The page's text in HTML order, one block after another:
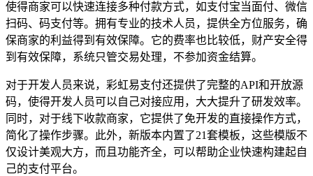
使得商家可以快速连接多种付款方式，如支付宝当面付、微信
扫码、码支付等。拥有专业的技术人员，提供全方位服务，确
保商家的利益得到有效保障。它的费率也比较低，财产安全得
到有效保障，系统只管交易处理，不参加资金结算。
对于开发人员来说，彩虹易支付还提供了完整的API和开放源
码，使得开发人员可以自己对接应用，大大提升了研发效率。
同时，对于线下收款商家，它提供了免开发的直接操作方式，
简化了操作步骤。此外，新版本内置了21套模板，这些模版不
仅设计美观大方，而且功能齐全，可以帮助企业快速构建起自
己的支付平台。